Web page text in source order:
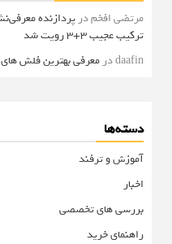
مرتضی افخمدر
ترکیب عجیب 3+3 رویت شد
daafinدر معرفی بهترین فلش های 64 گیگابایت با سرعت بالا
دسته‌ها
آموزش و ترفند
اخبار
بررسی های تخصصی
راهنمای خرید